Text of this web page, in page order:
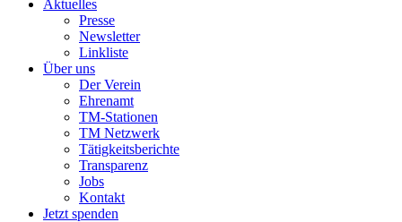
Aktuelles
Presse
Newsletter
Linkliste
Über uns
Der Verein
Ehrenamt
TM-Stationen
TM Netzwerk
Tätigkeitsberichte
Transparenz
Jobs
Kontakt
Jetzt spenden